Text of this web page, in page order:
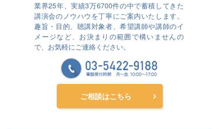
業界25年、実績3万6700件の中で蓄積してきた
講演会のノウハウを丁寧にご案内いたします。
趣旨・目的、聴講対象者、希望講師や講師のイ
メージなど、お決まりの範囲で構いませんの
で、お気軽にご連絡ください。
ご相談はこちら